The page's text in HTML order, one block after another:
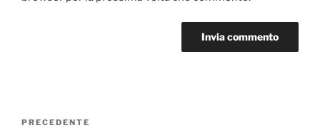
Articolo
PRECEDENTE